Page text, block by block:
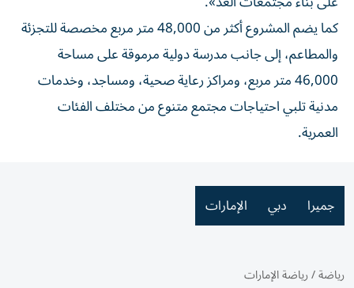
كما يضم المشروع أكثر من 48,000 متر مربع مخصصة للتجزئة
والمطاعم، إلى جانب مدرسة دولية مرموقة على مساحة
46,000 متر مربع، ومراكز رعاية صحية، ومساجد، وخدمات
مدنية تلبي احتياجات مجتمع متنوع من مختلف الفئات
العمرية.
جميرا دبي الإمارات
رياضة/رياضة الإمارات